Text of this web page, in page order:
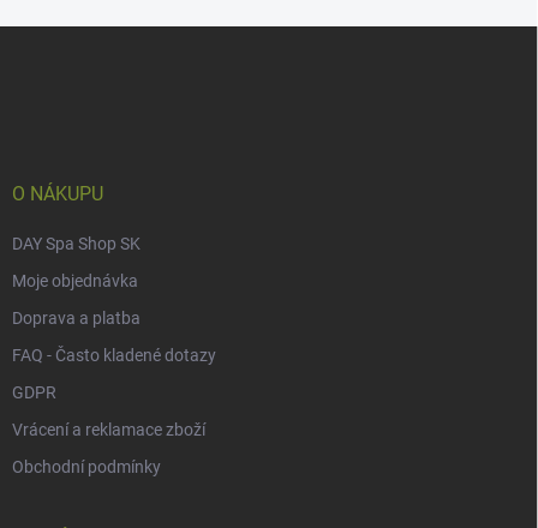
O NÁKUPU
DAY Spa Shop SK
Moje objednávka
Doprava a platba
FAQ - Často kladené dotazy
GDPR
Vrácení a reklamace zboží
Obchodní podmínky